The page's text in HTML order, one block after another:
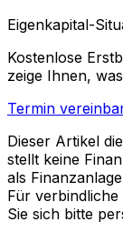
Eigenkapital-
Kostenlose
zeige Ihnen,
Termin
Dieser Artikel
stellt keine
als
Für
Sie sich bitte